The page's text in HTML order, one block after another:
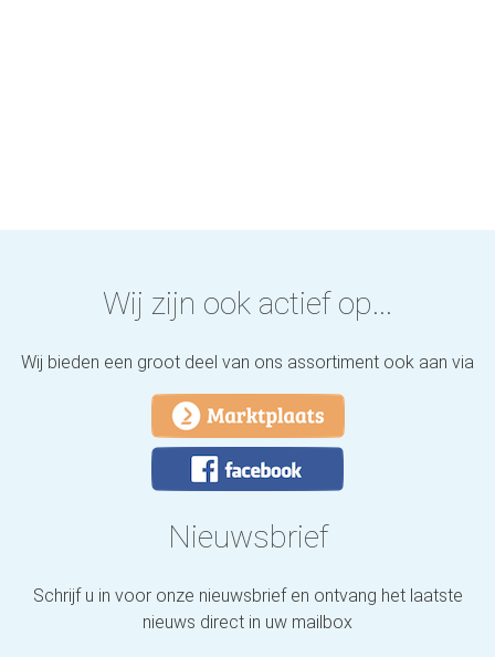
Wij zijn ook actief op...
Wij bieden een groot deel van ons assortiment ook aan via
Nieuwsbrief
Schrijf u in voor onze nieuwsbrief en ontvang het laatste
nieuws direct in uw mailbox